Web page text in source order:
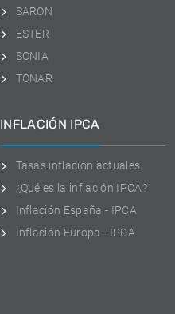
SARON
ESTER
SONIA
TONAR
INFLACIÓN IPCA
Tasas inflación actuales
¿Qué es la inflación IPCA?
Inflación España - IPCA
Inflación Europa - IPCA